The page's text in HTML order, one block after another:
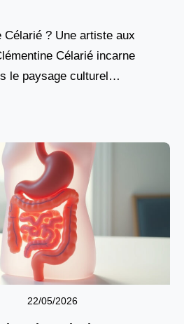
Célarié ? Une artiste aux
Célarié incarne
le paysage culturel
22/05/2026